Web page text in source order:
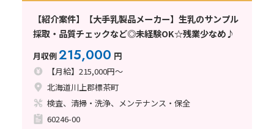
【紹介案件】【大手乳製品メーカー】生乳のサンプル
採取・品質チェックなど◎未経験OK☆残業少なめ♪
月収例215,000 円
【月給】215,000円～
北海道川上郡標茶町
検査、清掃・洗浄、メンテナンス・保全
60246-00